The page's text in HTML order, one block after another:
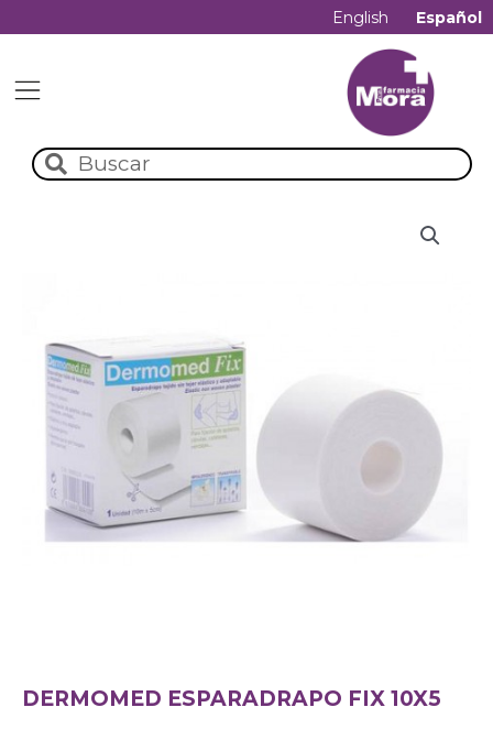
English Español
DERMOMED ESPARADRAPO FIX 10X5